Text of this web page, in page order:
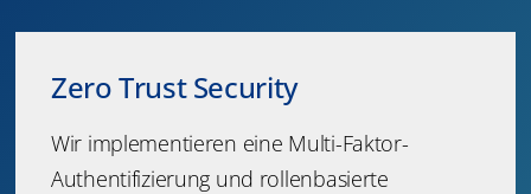
Zero Trust Security
Wir implementieren eine Multi-Faktor-
Authentifizierung und rollenbasierte